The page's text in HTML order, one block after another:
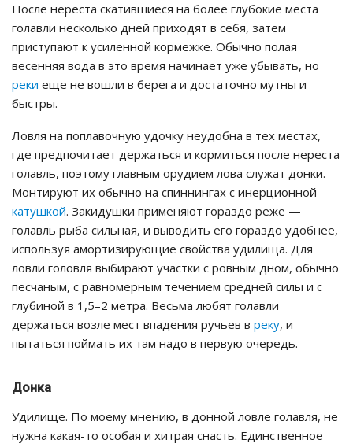
После нереста скатившиеся на более глубокие места
голавли несколько дней приходят в себя, затем
приступают к усиленной кормежке. Обычно полая
весенняя вода в это время начинает уже убывать, но
реки еще не вошли в берега и достаточно мутны и
быстры.
Ловля на поплавочную удочку неудобна в тех местах,
где предпочитает держаться и кормиться после нереста
голавль, поэтому главным орудием лова служат донки.
Монтируют их обычно на спиннингах с инерционной
катушкой. Закидушки применяют гораздо реже —
голавль рыба сильная, и выводить его гораздо удобнее,
используя амортизирующие свойства удилища. Для
ловли головля выбирают участки с ровным дном, обычно
песчаным, с равномерным течением средней силы и с
глубиной в 1,5–2 метра. Весьма любят голавли
держаться возле мест впадения ручьев в реку, и
пытаться поймать их там надо в первую очередь.
Донка
Удилище. По моему мнению, в донной ловле голавля, не
нужна какая-то особая и хитрая снасть. Единственное